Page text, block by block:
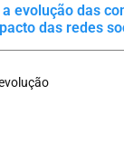
evolução das
das redes